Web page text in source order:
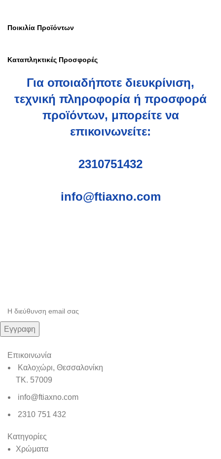
Ποικιλία Προϊόντων
Καταπληκτικές Προσφορές
Για οποιαδήποτε διευκρίνιση,
τεχνική πληροφορία ή προσφορά
προϊόντων, μπορείτε να
επικοινωνείτε:
2310751432
info@ftiaxno.com
Επικοινωνία
Καλοχώρι, Θεσσαλονίκη
TK. 57009
info@ftiaxno.com
2310 751 432
Κατηγορίες
Χρώματα